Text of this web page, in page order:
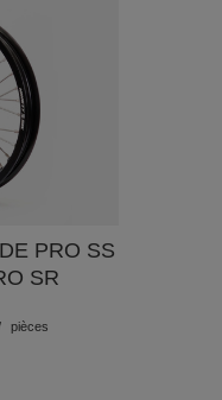
PRO SS
SR
pièces